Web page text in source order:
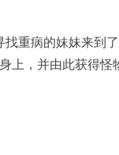
重病的妹妹来到
上，并由此获得